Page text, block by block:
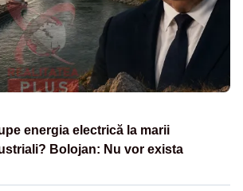
energia electrică la marii
Bolojan: Nu vor exista